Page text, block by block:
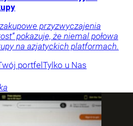
przyzwyczajenia
pokazuje, że niemal połowa
na azjatyckich platformach.
portfelTylko u Nas